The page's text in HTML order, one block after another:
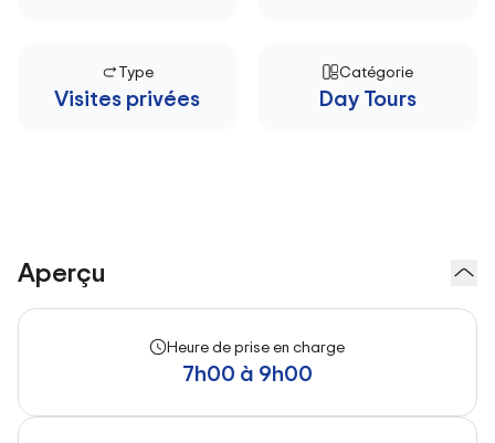
Type
Visites privées
Catégorie
Day Tours
Aperçu
Heure de prise en charge
7h00 à 9h00